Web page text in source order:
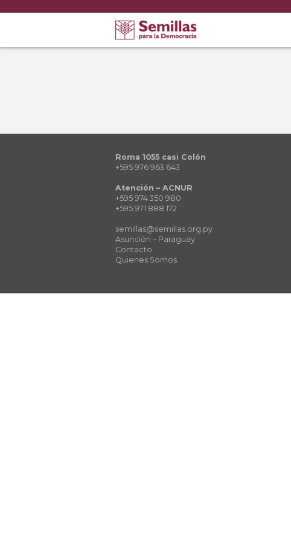
Roma 1055 casi Colón
+595 976 963 643
Atención – ACNUR
+595 974 350 980
+595 971 888 172
semillas@semillas.org.py
Asunción – Paraguay
Contacto
Quienes Somos